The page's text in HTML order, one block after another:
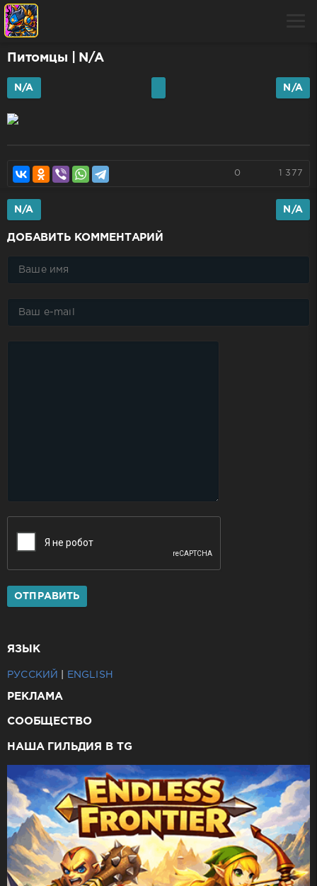
Питомцы | N/A
N/A N/A
0 1 377
N/A N/A
ДОБАВИТЬ КОММЕНТАРИЙ
ОТПРАВИТЬ
ЯЗЫК
РУССКИЙ ENGLISH
РЕКЛАМА
СООБЩЕСТВО
НАША ГИЛЬДИЯ В TG